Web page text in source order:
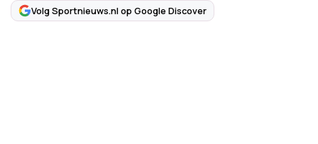
Volg Sportnieuws.nl op Google Discover